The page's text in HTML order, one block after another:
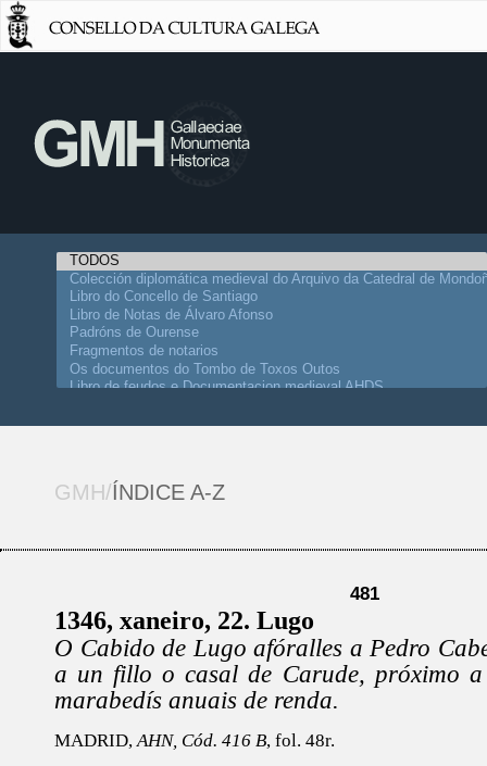
GMH/ÍNDICE A-Z
481
1346, xaneiro, 22. Lugo
O Cabido de Lugo afóralles a Pedro
a un fillo o casal de Carude, próximo
marabedís anuais de renda.
MADRID,AHN, Cód. 416 B, fol. 48r.